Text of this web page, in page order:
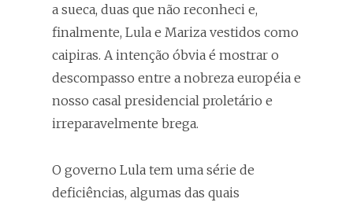
a sueca, duas que não reconheci e,
finalmente, Lula e Mariza vestidos como
caipiras. A intenção óbvia é mostrar o
descompasso entre a nobreza européia e
nosso casal presidencial proletário e
irreparavelmente brega.
O governo Lula tem uma série de
deficiências, algumas das quais